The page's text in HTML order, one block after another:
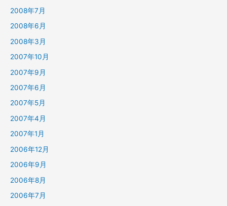
2008年7月
2008年6月
2008年3月
2007年10月
2007年9月
2007年6月
2007年5月
2007年4月
2007年1月
2006年12月
2006年9月
2006年8月
2006年7月